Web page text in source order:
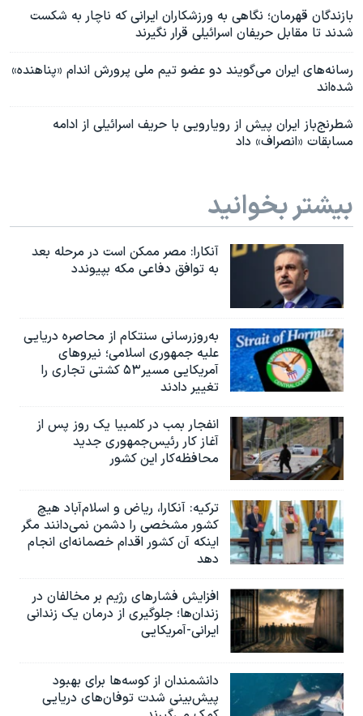
بازندگان قهرمان؛ نگاهی به ورزشکاران ایرانی که ناچار به شکست
شدند تا مقابل حریفان اسرائیلی قرار نگیرند
رسانه‌های ایران می‌گویند دو عضو تیم ملی پرورش اندام «پناهنده»
شده‌اند
شطرنج‌باز ایران پیش از رویارویی با حریف اسرائیلی از ادامه
مسابقات «انصراف» داد
بیشتر بخوانید
آنکارا: مصر ممکن است در مرحله بعد
به توافق دفاعی مکه بپیوندد
به‌روزرسانی سنتکام از محاصره دریایی
علیه جمهوری اسلامی؛ نیروهای
آمریکایی مسیر۵۳ کشتی تجاری را
تغییر دادند
انفجار بمب‌‌ در کلمبیا یک روز پس از
آغاز کار رئیس‌جمهوری جدید
محافظه‌کار این کشور
ترکیه: آنکارا، ریاض و اسلام‌آباد هیچ
کشور مشخصی را دشمن نمی‌دانند مگر
اینکه آن کشور اقدام خصمانه‌ای انجام
دهد
افزایش فشارهای رژیم بر مخالفان در
زندان‌ها؛ جلوگیری از درمان یک زندانی
ایرانی-آمریکایی
دانشمندان از کوسه‌ها برای بهبود
پیش‌بینی شدت توفان‌های دریایی